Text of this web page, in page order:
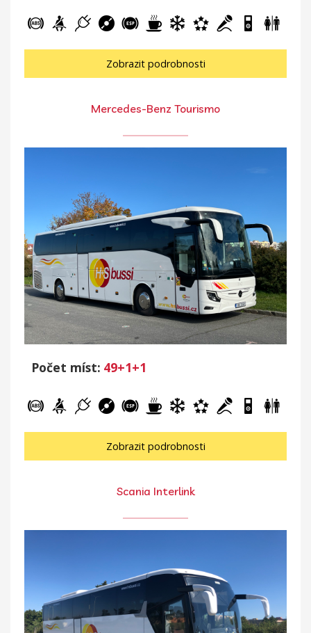
Zobrazit podrobnosti
Mercedes-Benz Tourismo
Počet míst: 49+1+1
Zobrazit podrobnosti
Scania Interlink